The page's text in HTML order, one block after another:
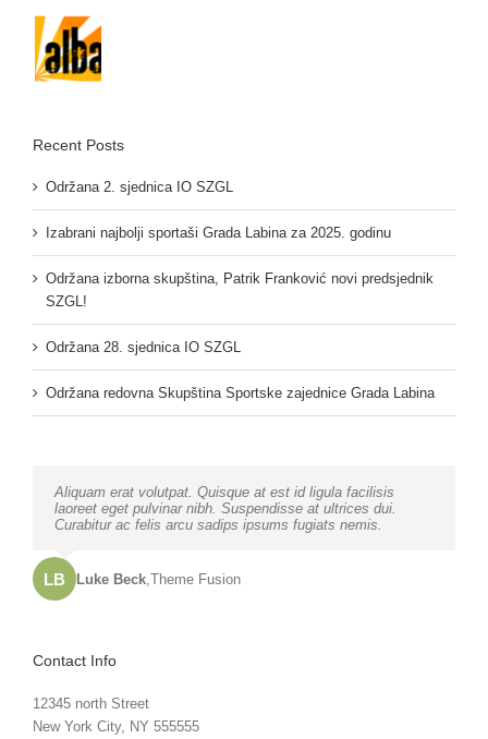
Recent Posts
Održana 2. sjednica IO SZGL
Izabrani najbolji sportaši Grada Labina za 2025. godinu
Održana izborna skupština, Patrik Franković novi predsjednik
SZGL!
Održana 28. sjednica IO SZGL
Održana redovna Skupština Sportske zajednice Grada Labina
Neque porro quisquam est, qui dolorem ipsum quia dolor sit
amet, consec tetur, adipisci velit, sed quia non numquam
eius modi tempora voluptas amets unser.
JD John Doe,My Company
Aliquam erat volutpat. Quisque at est id ligula facilisis
laoreet eget pulvinar nibh. Suspendisse at ultrices dui.
Curabitur ac felis arcu sadips ipsums fugiats nemis.
LB Luke Beck Theme Fusion
Contact Info
12345 north Street
New York City, NY 555555